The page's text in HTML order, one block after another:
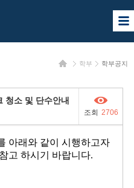
사
이
열
홈 학부 학부공지
청소 및 단수안내
조회 2706
아래와 같이 시행하고자
고 하시기 바랍니다.